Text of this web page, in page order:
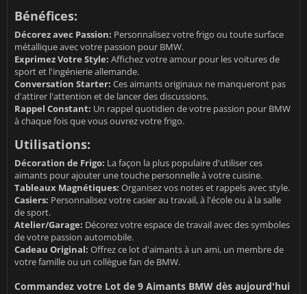
Bénéfices:
Décorez avec Passion: Personnalisez votre frigo ou toute surface
métallique avec votre passion pour BMW.
Exprimez Votre Style: Affichez votre amour pour les voitures de
sport et l'ingénierie allemande.
Conversation Starter: Ces aimants originaux ne manqueront pas
d'attirer l'attention et de lancer des discussions.
Rappel Constant: Un rappel quotidien de votre passion pour BMW
à chaque fois que vous ouvrez votre frigo.
Utilisations:
Décoration de Frigo: La façon la plus populaire d'utiliser ces
aimants pour ajouter une touche personnelle à votre cuisine.
Tableaux Magnétiques: Organisez vos notes et rappels avec style.
Casiers: Personnalisez votre casier au travail, à l'école ou à la salle
de sport.
Atelier/Garage: Décorez votre espace de travail avec des symboles
de votre passion automobile.
Cadeau Original: Offrez ce lot d'aimants à un ami, un membre de
votre famille ou un collègue fan de BMW.
Commandez votre Lot de 9 Aimants BMW dès aujourd'hui